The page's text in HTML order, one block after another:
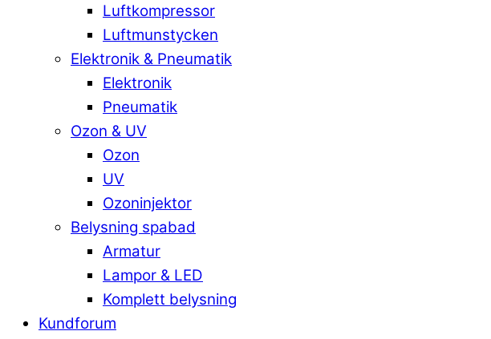
Luftkompressor
Luftmunstycken
Elektronik & Pneumatik
Elektronik
Pneumatik
Ozon & UV
Ozon
UV
Ozoninjektor
Belysning spabad
Armatur
Lampor & LED
Komplett belysning
Kundforum